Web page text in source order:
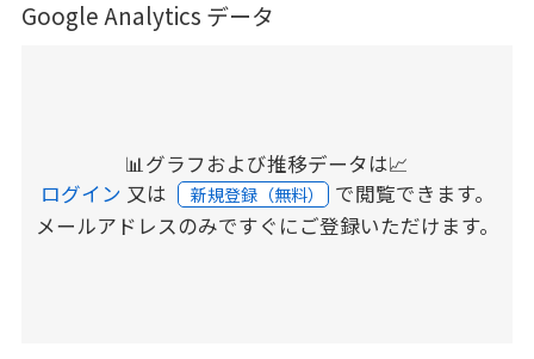
Google Analytics データ
📊グラフおよび推移データは📈
ログイン 又は 新規登録（無料） で閲覧できます。
メールアドレスのみですぐにご登録いただけます。